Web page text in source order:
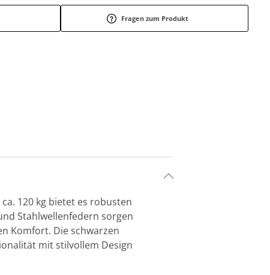
Fragen zum Produkt
120 kg bietet es robusten
Stahlwellenfedern sorgen
Komfort. Die schwarzen
mit stilvollem Design